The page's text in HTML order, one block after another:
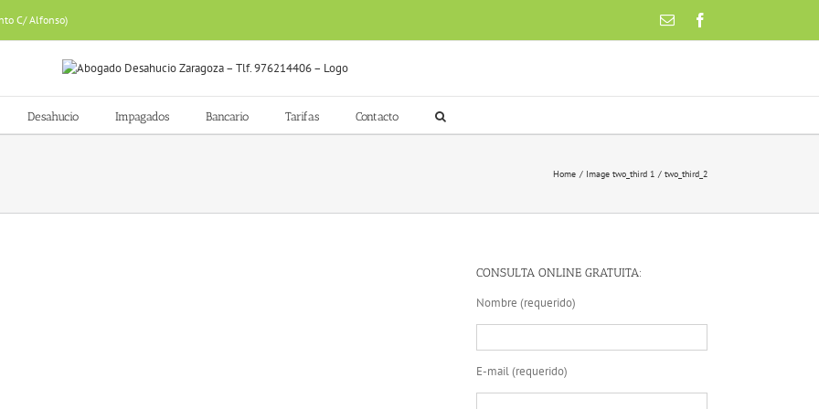
C/ Alfonso) Email
Desahucio Impagados Bancario Tarifas Contacto
Home Image two_third 1 two_third_2
CONSULTA ONLINE GRATUITA:
Nombre (requerido)
E-mail (requerido)